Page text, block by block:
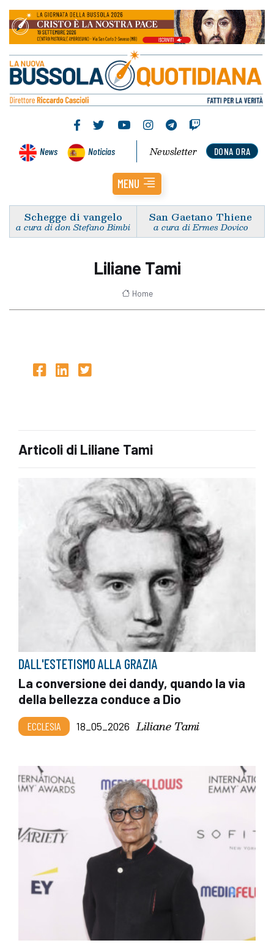
News Noticias DONA ORA
Newsletter
MENU
Schegge di vangelo
a cura di don Stefano Bimbi
San Gaetano Thiene
a cura di Ermes Dovico
Liliane Tami
Home
Articoli di Liliane Tami
DALL'ESTETISMO ALLA GRAZIA
La conversione dei dandy, quando la via
della bellezza conduce a Dio
ECCLESIA 18_05_2026 Liliane Tami